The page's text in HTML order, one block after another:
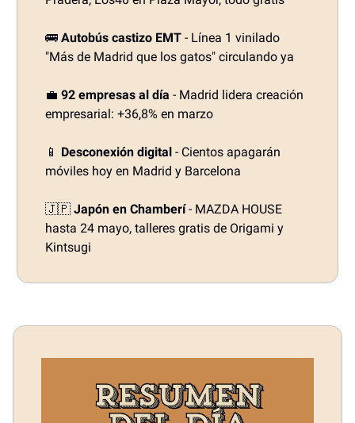
🚌 Autobús castizo EMT - Línea 1 vinilado
"Más de Madrid que los gatos" circulando ya
💼 92 empresas al día - Madrid lidera creación
empresarial: +36,8% en marzo
📱 Desconexión digital - Cientos apagarán
móviles hoy en Madrid y Barcelona
🇯🇵 Japón en Chamberí- MAZDA HOUSE
hasta 24 mayo, talleres gratis de Origami y
Kintsugi